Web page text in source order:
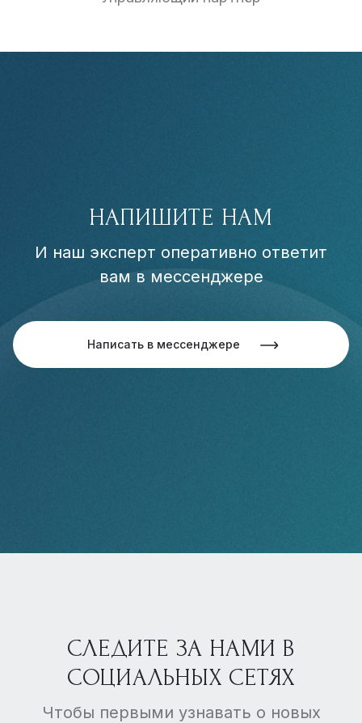
НАПИШИТЕ НАМ
И наш эксперт оперативно ответит
вам в мессенджере
Написать в мессенджере
СЛЕДИТЕ ЗА НАМИ В
СОЦИАЛЬНЫХ СЕТЯХ
Чтобы первыми узнавать о новых